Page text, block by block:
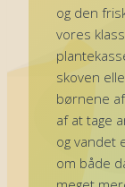
og den
vores
skoven
børnene
af at tage
og vandet
om både